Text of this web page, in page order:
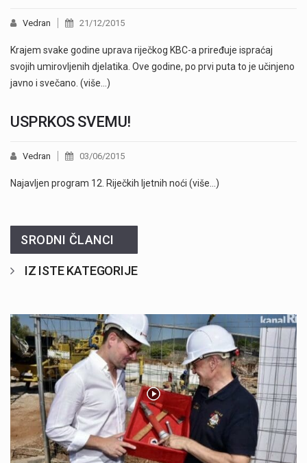
Vedran 21/12/2015
Krajem svake godine uprava riječkog KBC-a priređuje ispraćaj
svojih umirovljenih djelatika. Ove godine, po prvi puta to je učinjeno
javno i svečano. (više…)
USPRKOS SVEMU!
Vedran 03/06/2015
Najavljen program 12. Riječkih ljetnih noći (više…)
SRODNI ČLANCI
IZ ISTE KATEGORIJE